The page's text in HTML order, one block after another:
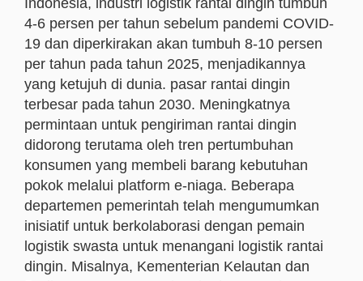
4-6 persen per tahun sebelum pandemi COVID-
19 dan diperkirakan akan tumbuh 8-10 persen
per tahun pada tahun 2025, menjadikannya
yang ketujuh di dunia. pasar rantai dingin
terbesar pada tahun 2030. Meningkatnya
permintaan untuk pengiriman rantai dingin
didorong terutama oleh tren pertumbuhan
konsumen yang membeli barang kebutuhan
pokok melalui platform e-niaga. Beberapa
departemen pemerintah telah mengumumkan
inisiatif untuk berkolaborasi dengan pemain
logistik swasta untuk menangani logistik rantai
dingin. Misalnya, Kementerian Kelautan dan